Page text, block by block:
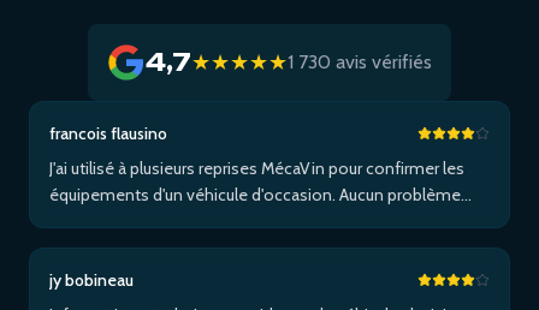
4,7★★★★★1 730 avis vérifiés
francois flausino
J'ai utilisé à plusieurs reprises MécaVin pour confirmer les
équipements d'un véhicule d'occasion. Aucun problème
ensuite pour Jaguar XF (pas de données) puis un I-Pace via
Apple …Plus
jy bobineau